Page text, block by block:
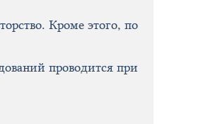
Кроме этого, по
проводится при